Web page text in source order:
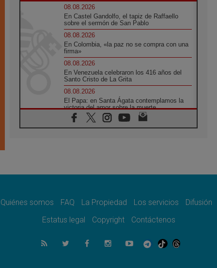
08.08.2026
En Castel Gandolfo, el tapiz de Raffaello
sobre el sermón de San Pablo
08.08.2026
En Colombia, «la paz no se compra con una
firma»
08.08.2026
En Venezuela celebraron los 416 años del
Santo Cristo de La Grita
08.08.2026
El Papa: en Santa Ágata contemplamos la
victoria del amor sobre la muerte
08.08.2026
León XIV visitará el Santuario de la Madre
07.08.2026
07.08.2026
el compromiso del cristiano"
La matanza de niños en Gaza no cesa: 300
muertos en 300 días
Quiénes somos FAQ La Propiedad Los servicios
Difusión
Estatus legal
Copyright Contáctenos